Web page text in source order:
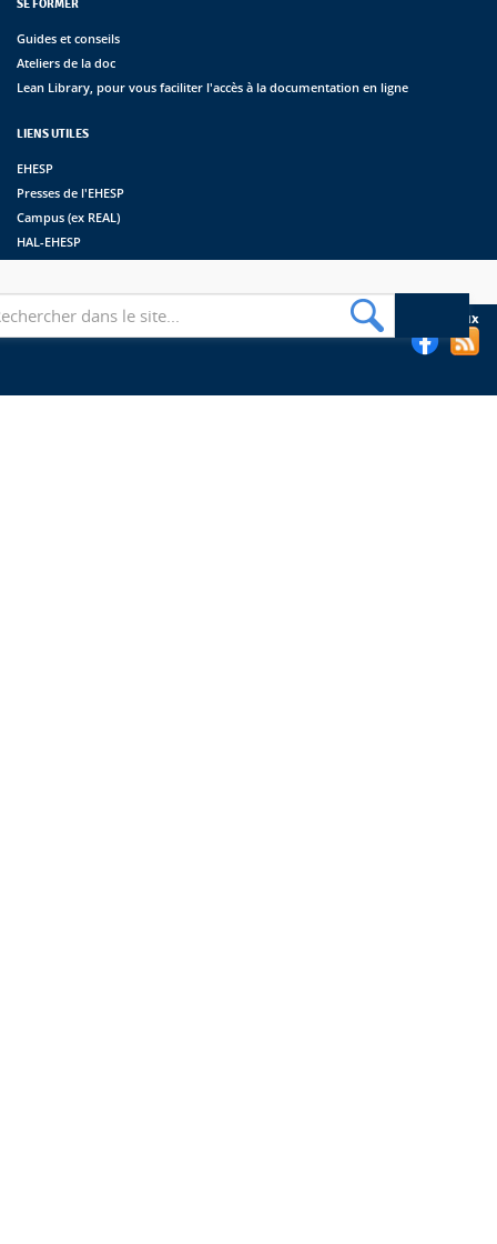
SE FORMER
Guides et conseils
Ateliers de la doc
Lean Library, pour vous faciliter l'accès à la documentation en ligne
LIENS UTILES
EHESP
Presses de l'EHESP
Campus (ex REAL)
HAL-EHESP
Suivez les bibliothèques de l'EHESP sur les réseaux sociaux